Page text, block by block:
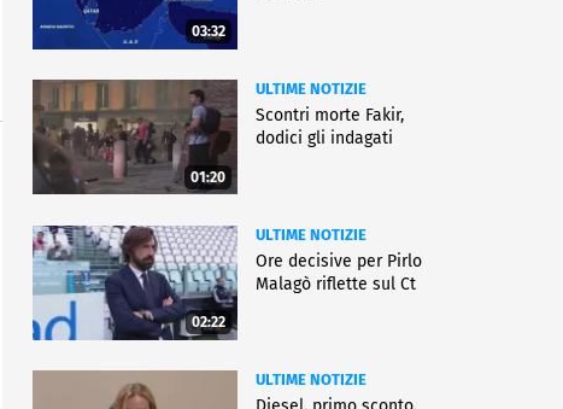
03:32
01:20
ULTIME NOTIZIE
Scontri morte Fakir,
dodici gli indagati
02:22
ULTIME NOTIZIE
Ore decisive per Pirlo
Malagò riflette sul Ct
ULTIME NOTIZIE